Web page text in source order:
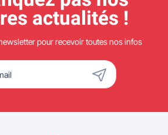
actualités !
pour recevoir toutes nos infos